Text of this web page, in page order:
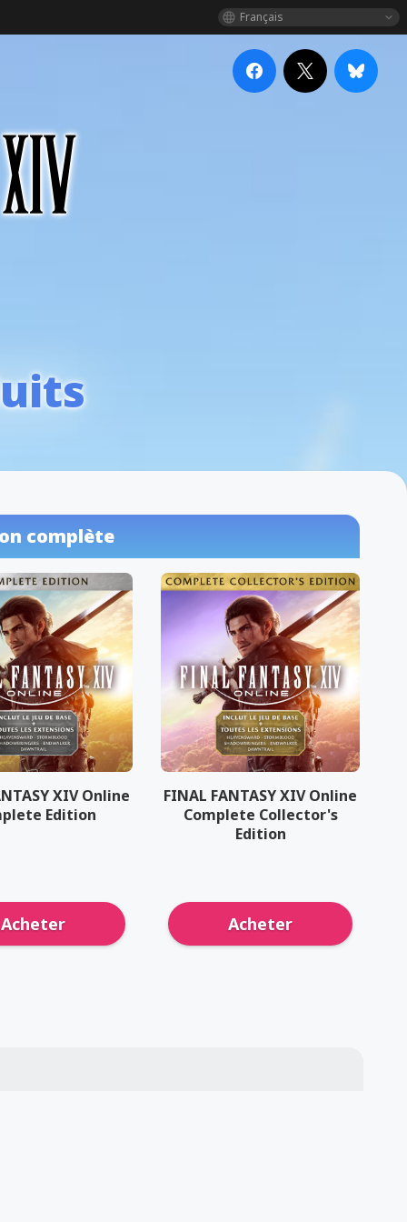
Français
complète
XIV Online
Edition
Acheter
FINAL FANTASY XIV Online
Complete Collector's
Edition
Acheter